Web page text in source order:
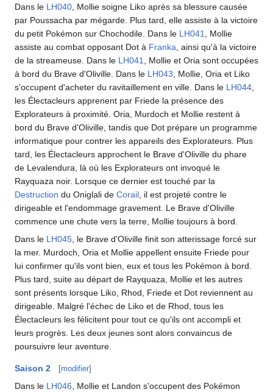
Dans le LH040, Mollie soigne Liko après sa blessure causée
par Poussacha par mégarde. Plus tard, elle assiste à la victoire
du petit Pokémon sur Chochodile. Dans le LH041, Mollie
assiste au combat opposant Dot à Franka, ainsi qu'à la victoire
de la streameuse. Dans le LH041, Mollie et Oria sont occupées
à bord du Brave d'Oliville. Dans le LH043, Mollie, Oria et Liko
s'occupent d'acheter du ravitaillement en ville. Dans le LH044,
les Électacleurs apprenent par Friede la présence des
Explorateurs à proximité. Oria, Murdoch et Mollie restent à
bord du Brave d'Oliville, tandis que Dot prépare un programme
informatique pour contrer les appareils des Explorateurs. Plus
tard, les Électacleurs approchent le Brave d'Oliville du phare
de Levalendura, là où les Explorateurs ont invoqué le
Rayquaza noir. Lorsque ce dernier est touché par la
Destruction du Oniglali de Corail, il est projeté contre le
dirigeable et l'endommage gravement. Le Brave d'Oliville
commence une chute vers la terre, Mollie toujours à bord.
Dans le LH045, le Brave d'Oliville finit son atterissage forcé sur
la mer. Murdoch, Oria et Mollie appellent ensuite Friede pour
lui confirmer qu'ils vont bien, eux et tous les Pokémon à bord.
Plus tard, suite au départ de Rayquaza, Mollie et les autres
sont présents lorsque Liko, Rhod, Friede et Dot reviennent au
dirigeable. Malgré l'échec de Liko et de Rhod, tous les
Électacleurs les félicitent pour tout ce qu'ils ont accompli et
leurs progrès. Les deux jeunes sont alors convaincus de
poursuivre leur aventure.
Saison 2 [modifier]
Dans le LH046, Mollie et Landon s'occupent des Pokémon